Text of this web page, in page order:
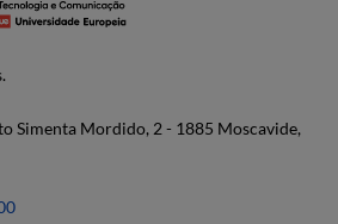
Simenta Mordido, 2 - 1885 Moscavide,